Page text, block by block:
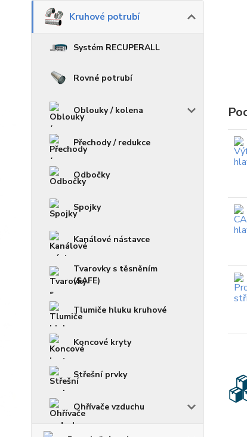
Kruhové potrubí
Systém RECUPERALL
Rovné potrubí
Oblouky / kolena
Přechody / redukce
Odbočky
Spojky
Kanálové nástavce
Tvarovky s těsněním
(SAFE)
Tlumiče hluku kruhové
Koncové kryty
Střešní prvky
Ohřívače vzduchu